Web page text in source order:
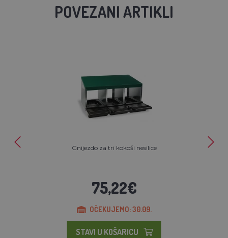
POVEZANI ARTIKLI
Gnijezdo za tri kokoši nesilice
75,22€
OČEKUJEMO: 30.09.
STAVI U KOŠARICU